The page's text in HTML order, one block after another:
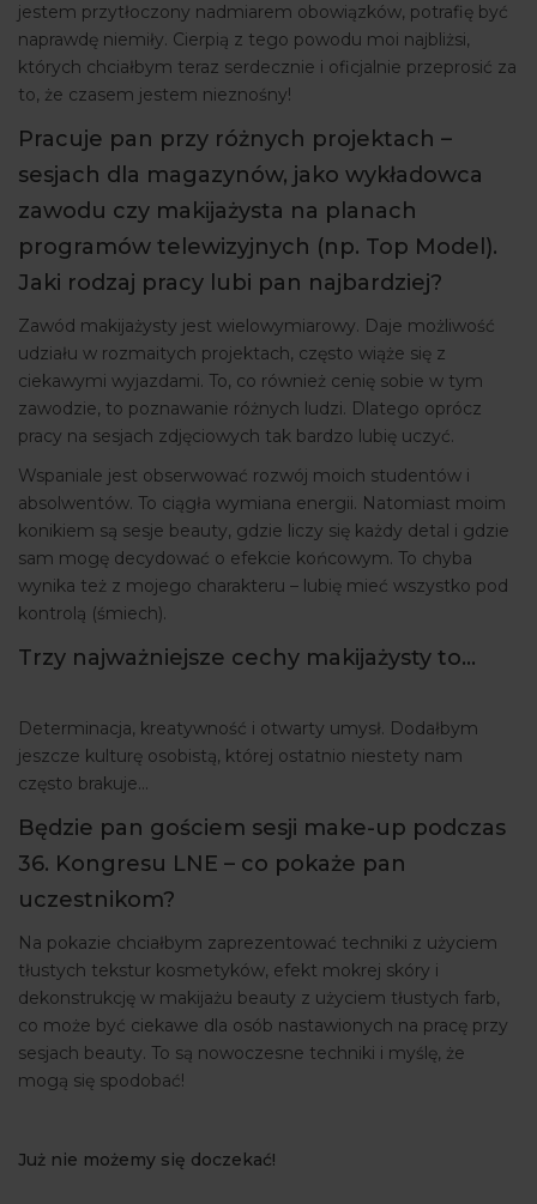
jestem przytłoczony nadmiarem obowiązków, potrafię być
naprawdę niemiły. Cierpią z tego powodu moi najbliżsi,
których chciałbym teraz serdecznie i oficjalnie przeprosić za
to, że czasem jestem nieznośny!
Pracuje pan przy różnych projektach –
sesjach dla magazynów, jako wykładowca
zawodu czy makijażysta na planach
programów telewizyjnych (np. Top Model).
Jaki rodzaj pracy lubi pan najbardziej?
Zawód makijażysty jest wielowymiarowy. Daje możliwość
udziału w rozmaitych projektach, często wiąże się z
ciekawymi wyjazdami. To, co również cenię sobie w tym
zawodzie, to poznawanie różnych ludzi. Dlatego oprócz
pracy na sesjach zdjęciowych tak bardzo lubię uczyć.
Wspaniale jest obserwować rozwój moich studentów i
absolwentów. To ciągła wymiana energii. Natomiast moim
konikiem są sesje beauty, gdzie liczy się każdy detal i gdzie
sam mogę decydować o efekcie końcowym. To chyba
wynika też z mojego charakteru – lubię mieć wszystko pod
kontrolą (śmiech).
Trzy najważniejsze cechy makijażysty to…
Determinacja, kreatywność i otwarty umysł. Dodałbym
jeszcze kulturę osobistą, której ostatnio niestety nam
często brakuje…
Będzie pan gościem sesji make-up podczas
36. Kongresu LNE – co pokaże pan
uczestnikom?
Na pokazie chciałbym zaprezentować techniki z użyciem
tłustych tekstur kosmetyków, efekt mokrej skóry i
dekonstrukcję w makijażu beauty z użyciem tłustych farb,
co może być ciekawe dla osób nastawionych na pracę przy
sesjach beauty. To są nowoczesne techniki i myślę, że
mogą się spodobać!
Już nie możemy się doczekać!